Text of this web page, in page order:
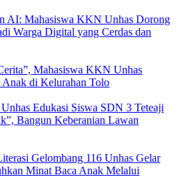
AI: Mahasiswa KKN Unhas Dorong
Warga Digital yang Cerdas dan
Mahasiswa KKN Unhas
di Kelurahan Tolo
Edukasi Siswa SDN 3 Teteaji
Bangun Keberanian Lawan
Gelombang 116 Unhas Gelar
Minat Baca Anak Melalui